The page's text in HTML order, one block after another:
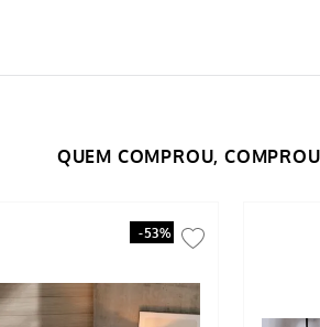
-53%